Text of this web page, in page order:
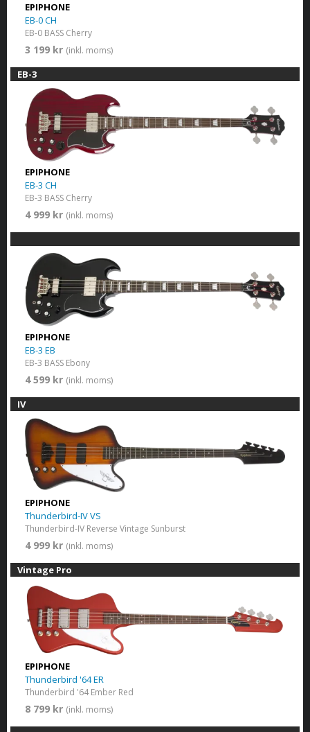
EPIPHONE
EB-0 CH
EB-0 BASS Cherry
3 199 kr (inkl. moms)
EB-3
EPIPHONE
EB-3 CH
EB-3 BASS Cherry
4 999 kr (inkl. moms)
EPIPHONE
EB-3 EB
EB-3 BASS Ebony
4 599 kr (inkl. moms)
IV
EPIPHONE
Thunderbird-IV VS
Thunderbird-IV Reverse Vintage Sunburst
4 999 kr (inkl. moms)
Vintage Pro
EPIPHONE
Thunderbird '64 ER
Thunderbird '64 Ember Red
8 799 kr (inkl. moms)